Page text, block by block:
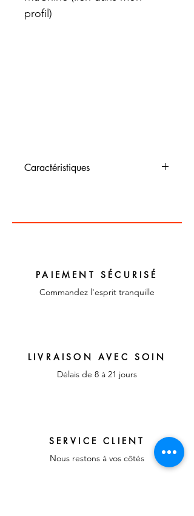
profil)
Caractéristiques
Matériaux : plastique
PAIEMENT SÉCURISÉ
Commandez l'esprit tranquille
LIVRAISON AVEC SOIN
Délais de 8 à 21 jours
SERVICE CLIENT
Nous restons à vos côtés